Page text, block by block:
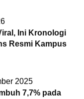
Ini Kronologi
Resmi Kampus
2025
7,7% pada